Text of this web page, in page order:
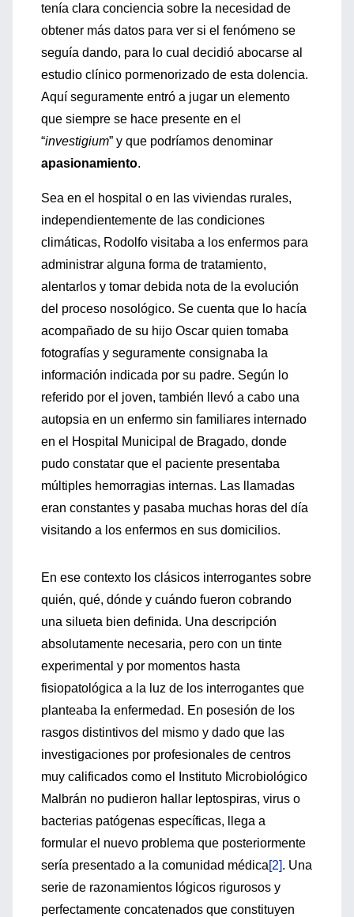
tenía clara conciencia sobre la necesidad de
obtener más datos para ver si el fenómeno se
seguía dando, para lo cual decidió abocarse al
estudio clínico pormenorizado de esta dolencia.
Aquí seguramente entró a jugar un elemento
que siempre se hace presente en el
“investigium” y que podríamos denominar
apasionamiento.
Sea en el hospital o en las viviendas rurales,
independientemente de las condiciones
climáticas, Rodolfo visitaba a los enfermos para
administrar alguna forma de tratamiento,
alentarlos y tomar debida nota de la evolución
del proceso nosológico. Se cuenta que lo hacía
acompañado de su hijo Oscar quien tomaba
fotografías y seguramente consignaba la
información indicada por su padre. Según lo
referido por el joven, también llevó a cabo una
autopsia en un enfermo sin familiares internado
en el Hospital Municipal de Bragado, donde
pudo constatar que el paciente presentaba
múltiples hemorragias internas. Las llamadas
eran constantes y pasaba muchas horas del día
visitando a los enfermos en sus domicilios.
En ese contexto los clásicos interrogantes sobre
quién, qué, dónde y cuándo fueron cobrando
una silueta bien definida. Una descripción
absolutamente necesaria, pero con un tinte
experimental y por momentos hasta
fisiopatológica a la luz de los interrogantes que
planteaba la enfermedad. En posesión de los
rasgos distintivos del mismo y dado que las
investigaciones por profesionales de centros
muy calificados como el Instituto Microbiológico
Malbrán no pudieron hallar leptospiras, virus o
bacterias patógenas específicas, llega a
formular el nuevo problema que posteriormente
sería presentado a la comunidad médica[2]. Una
serie de razonamientos lógicos rigurosos y
perfectamente concatenados que constituyen